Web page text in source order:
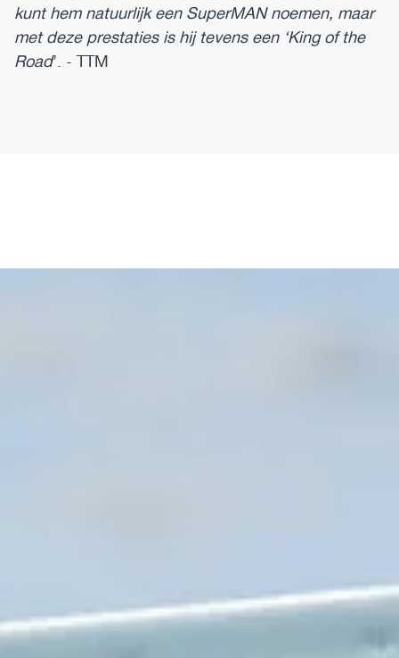
kunt hem natuurlijk een SuperMAN noemen, maar
met deze prestaties is hij tevens een ‘King of the
Road’. - TTM